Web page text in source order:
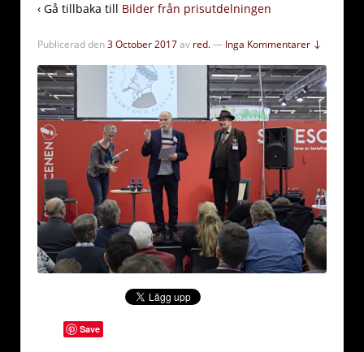
‹ Gå tillbaka till Bilder från prisutdelningen
Publicerad den3 October 2017av red.— Inga Kommentarer ↓
Save